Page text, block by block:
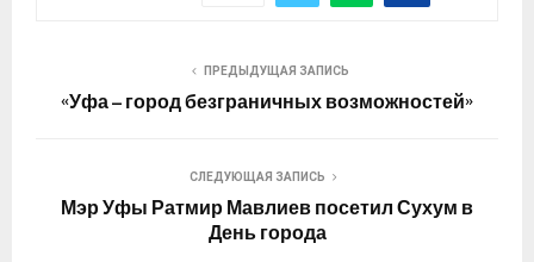
ПРЕДЫДУЩАЯ ЗАПИСЬ
«Уфа – город безграничных возможностей»
СЛЕДУЮЩАЯ ЗАПИСЬ
Мэр Уфы Ратмир Мавлиев посетил Сухум в
День города